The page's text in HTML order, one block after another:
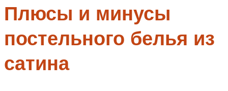
Плюсы и минусы
постельного белья из
сатина